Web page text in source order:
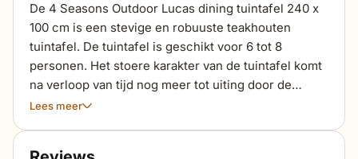
De 4 Seasons Outdoor Lucas dining tuintafel 240 x
100 cm is een stevige en robuuste teakhouten
tuintafel. De tuintafel is geschikt voor 6 tot 8
personen. Het stoere karakter van de tuintafel komt
na verloop van tijd nog meer tot uiting door de
natuurlijke werking van het teakhout, waardoor
Lees meer